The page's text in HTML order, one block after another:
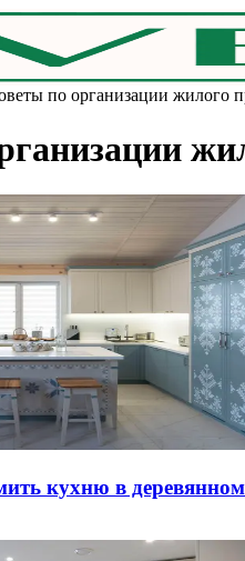
по организации жилого
куxню в